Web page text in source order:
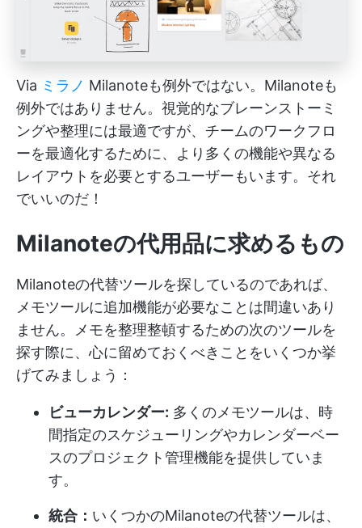
Via ミラノ Milanoteも例外ではない。Milanoteも
例外ではありません。視覚的なブレーンストーミ
ングや整理には最適ですが、チームのワークフロ
ーを最適化するために、より多くの機能や異なる
レイアウトを必要とするユーザーもいます。それ
でいいのだ！
Milanoteの代用品に求めるもの
Milanoteの代替ツールを探しているのであれば、
メモツールに追加機能が必要なことは間違いあり
ません。メモを整理整頓するための次のツールを
探す際に、心に留めておくべきことをいくつか挙
げてみましょう：
ビューカレンダー: 多くのメモツールは、時
間指定のスケジューリングやカレンダーベー
スのプロジェクト管理機能を提供していま
す。
統合： いくつかのMilanoteの代替ツールは、